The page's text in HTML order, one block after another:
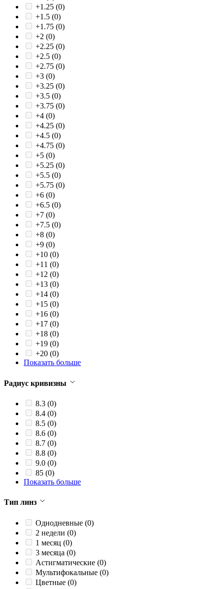
+1.25 (0)
+1.5 (0)
+1.75 (0)
+2 (0)
+2.25 (0)
+2.5 (0)
+2.75 (0)
+3 (0)
+3.25 (0)
+3.5 (0)
+3.75 (0)
+4 (0)
+4.25 (0)
+4.5 (0)
+4.75 (0)
+5 (0)
+5.25 (0)
+5.5 (0)
+5.75 (0)
+6 (0)
+6.5 (0)
+7 (0)
+7.5 (0)
+8 (0)
+9 (0)
+10 (0)
+11 (0)
+12 (0)
+13 (0)
+14 (0)
+15 (0)
+16 (0)
+17 (0)
+18 (0)
+19 (0)
+20 (0)
Показать больше
Радиус кривизны
8.3 (0)
8.4 (0)
8.5 (0)
8.6 (0)
8.7 (0)
8.8 (0)
9.0 (0)
85 (0)
Показать больше
Тип линз
Однодневные (0)
2 недели (0)
1 месяц (0)
3 месяца (0)
Астигматические (0)
Мультифокальные (0)
Цветные (0)